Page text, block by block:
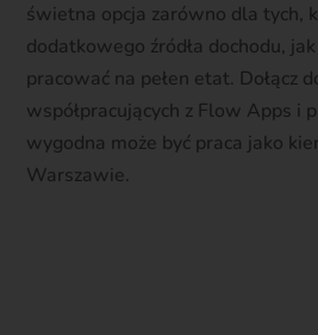
świetna opcja zarówno dla tych,
dodatkowego źródła dochodu,
pracować na pełen etat. Dołącz
współpracujących z Flow Apps i
wygodna może być praca jako
Warszawie.